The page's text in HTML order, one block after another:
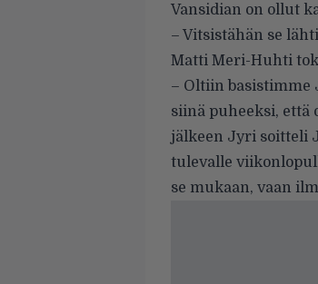
Vansidian on ollut
– Vitsistähän se
Matti Meri-Huhti
– Oltiin basistimme
siinä puheeksi,
jälkeen Jyri soitteli
tulevalle
se mukaan, vaan